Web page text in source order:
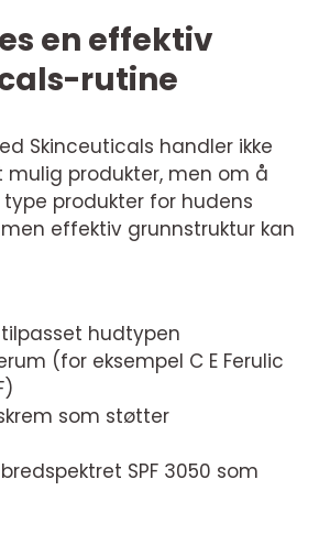
en effektiv
rutine
Skinceuticals handler ikke
mulig produkter, men om å
produkter for hudens
men effektiv grunnstruktur kan
tilpasset hudtypen
(for eksempel C E Ferulic
som støtter
SPF 3050 som